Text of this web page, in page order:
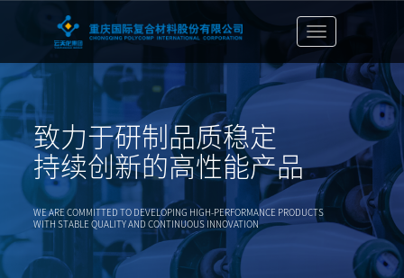
切
导
致力于研制品质稳定
持续创新的高性能产品
WE ARE COMMITTED TO DEVELOPING HIGH-PERFORMANCE PRODUCTS
WITH STABLE QUALITY AND CONTINUOUS INNOVATION